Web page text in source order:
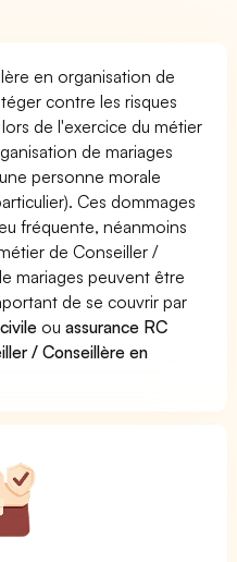
en organisation de
contre les risques
de l'exercice du métier
de mariages
personne morale
Ces dommages
fréquente, néanmoins
de Conseiller /
mariages peuvent être
de se couvrir par
ouassurance RC
/ Conseillère en